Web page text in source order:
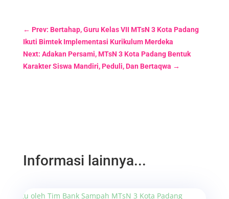
← Prev: Bertahap, Guru Kelas VII MTsN 3 Kota Padang
Ikuti Bimtek Implementasi Kurikulum Merdeka
Next: Adakan Persami, MTsN 3 Kota Padang Bentuk
Karakter Siswa Mandiri, Peduli, Dan Bertaqwa →
Informasi lainnya...